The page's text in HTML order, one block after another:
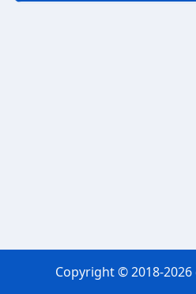
Copyright © 2018-